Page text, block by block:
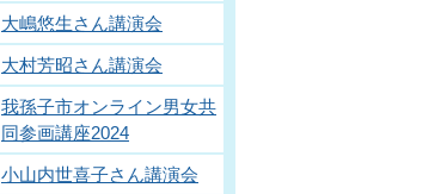
大嶋悠生さん講演会
大村芳昭さん講演会
我孫子市オンライン男女共
同参画講座2024
小山内世喜子さん講演会